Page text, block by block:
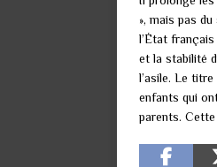
», mais pas
l’État
et la stabilité
l’asile. Le
enfants qui
parents.